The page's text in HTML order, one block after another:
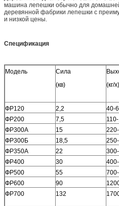
машина лепешки обычно для
деревянной фабрики лепешки с
и низкой цены.
Спецификация
Модель
Сила
(кв)
(кг/х)
ФР120 2,2 40-
ФР200
7,5
ФР300А
15
ФР300Б
18,5
ФР350А
22
ФР400
30
ФР500
55
ФР600
90
ФР700
132